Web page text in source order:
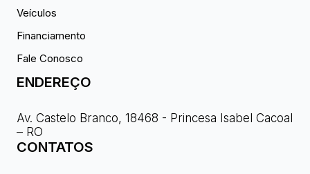
Veículos
Financiamento
Fale Conosco
ENDEREÇO
Av. Castelo Branco, 18468 - Princesa Isabel Cacoal
– RO
CONTATOS